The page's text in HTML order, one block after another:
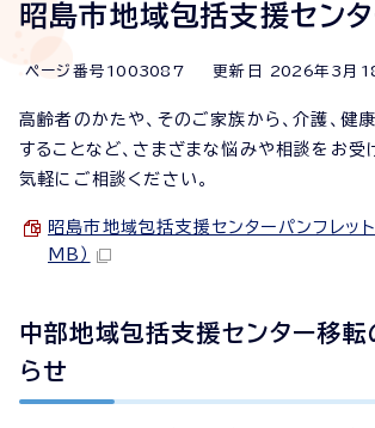
昭島市地域包括支援セン
ページ番号 1003087 更新日 2026年3月
高齢者のかたや、そのご家族から、介護、健
することなど、さまざまな悩みや相談をお受
気軽にご相談ください。
昭島市地域包括支援センターパンフレッ
MB）
中部地域包括支援センター移転
らせ